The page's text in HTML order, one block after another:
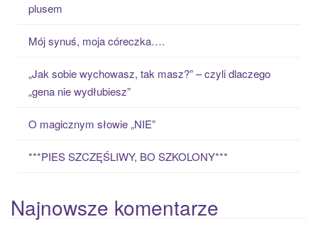
plusem
Mój synuś, moja córeczka….
„Jak sobie wychowasz, tak masz?” – czyli dlaczego
„gena nie wydłubiesz”
O magicznym słowie „NIE”
***PIES SZCZĘŚLIWY, BO SZKOLONY***
Najnowsze komentarze